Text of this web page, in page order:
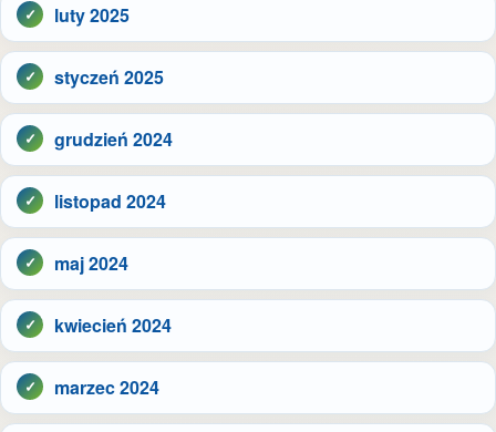
luty 2025
styczeń 2025
grudzień 2024
listopad 2024
maj 2024
kwiecień 2024
marzec 2024